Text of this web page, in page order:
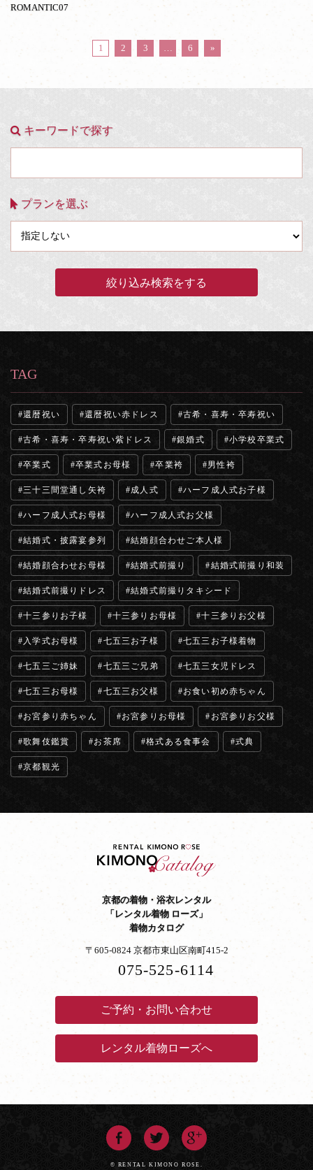
ROMANTIC07
1 2 3 … 6 »
キーワードで探す
プランを選ぶ
TAG
還暦祝い 還暦祝い赤ドレス 古希・喜寿・卒寿祝い
古希・喜寿・卒寿祝い紫ドレス 銀婚式 小学校卒業式
卒業式 卒業式お母様 卒業袴 男性袴
三十三間堂通し矢袴 成人式 ハーフ成人式お子様
ハーフ成人式お母様 ハーフ成人式お父様
結婚式・披露宴参列 結婚顔合わせご本人様
結婚顔合わせお母様 結婚式前撮り 結婚式前撮り和装
結婚式前撮りドレス 結婚式前撮りタキシード
十三参りお子様 十三参りお母様 十三参りお父様
入学式お母様 七五三お子様 七五三お子様着物
七五三ご姉妹 七五三ご兄弟 七五三女児ドレス
七五三お母様 七五三お父様 お食い初め赤ちゃん
お宮参り赤ちゃん お宮参りお母様 お宮参りお父様
歌舞伎鑑賞 お茶席 格式ある食事会 式典
京都観光
京都の着物・浴衣レンタル
「レンタル着物 ローズ」
着物カタログ
〒605-0824 京都市東山区南町415-2
075-525-6114
ご予約・お問い合わせ
レンタル着物ローズへ
© RENTAL KIMONO ROSE.